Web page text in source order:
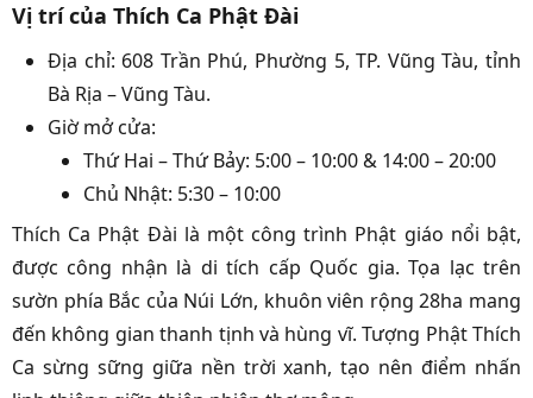
Vị trí của Thích Ca Phật Đài
Địa chỉ: 608 Trần Phú, Phường 5, TP. Vũng Tàu, tỉnh
Bà Rịa – Vũng Tàu.
Giờ mở cửa:
Thứ Hai – Thứ Bảy: 5:00 – 10:00 & 14:00 – 20:00
Chủ Nhật: 5:30 – 10:00
Thích Ca Phật Đài là một công trình Phật giáo nổi bật,
được công nhận là di tích cấp Quốc gia. Tọa lạc trên
sườn phía Bắc của Núi Lớn, khuôn viên rộng 28ha mang
đến không gian thanh tịnh và hùng vĩ. Tượng Phật Thích
Ca sừng sững giữa nền trời xanh, tạo nên điểm nhấn